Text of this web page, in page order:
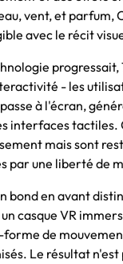
vent, et parfum,
avec le récit
- les
à l'écran,
interfaces tactiles.
mais sont
par une liberté de
bond en avant
casque VR
forme de
Le résultat n'est